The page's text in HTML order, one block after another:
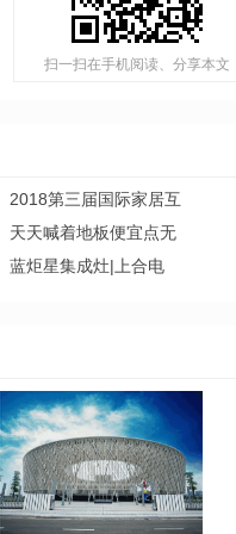
扫一扫在手机阅读、分享本文
2018第三届国际家居互
天天喊着地板便宜点无
蓝炬星集成灶|上合电